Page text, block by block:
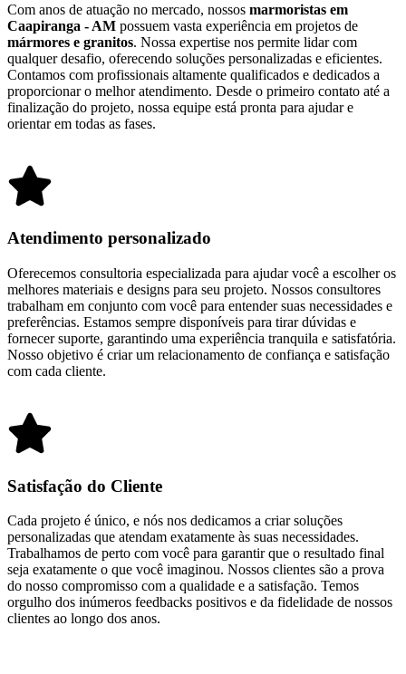
Com anos de atuação no mercado, nossos marmoristas em
Caapiranga - AM possuem vasta experiência em projetos de
mármores e granitos. Nossa expertise nos permite lidar com
qualquer desafio, oferecendo soluções personalizadas e eficientes.
Contamos com profissionais altamente qualificados e dedicados a
proporcionar o melhor atendimento. Desde o primeiro contato até a
finalização do projeto, nossa equipe está pronta para ajudar e
orientar em todas as fases.
Atendimento personalizado
Oferecemos consultoria especializada para ajudar você a escolher os
melhores materiais e designs para seu projeto. Nossos consultores
trabalham em conjunto com você para entender suas necessidades e
preferências. Estamos sempre disponíveis para tirar dúvidas e
fornecer suporte, garantindo uma experiência tranquila e satisfatória.
Nosso objetivo é criar um relacionamento de confiança e satisfação
com cada cliente.
Satisfação do Cliente
Cada projeto é único, e nós nos dedicamos a criar soluções
personalizadas que atendam exatamente às suas necessidades.
Trabalhamos de perto com você para garantir que o resultado final
seja exatamente o que você imaginou. Nossos clientes são a prova
do nosso compromisso com a qualidade e a satisfação. Temos
orgulho dos inúmeros feedbacks positivos e da fidelidade de nossos
clientes ao longo dos anos.